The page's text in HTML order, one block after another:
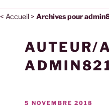
< Accueil >Archives pour
AUTEUR/
PUBLIÉ
5 NOVEMBRE 2018